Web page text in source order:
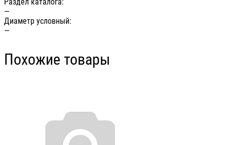
—
Диаметр условный:
—
Похожие товары